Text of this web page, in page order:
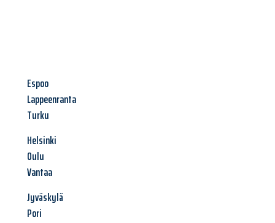
Espoo
Lappeenranta
Turku
Helsinki
Oulu
Vantaa
Jyväskylä
Pori